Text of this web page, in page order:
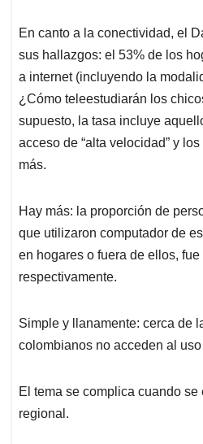
En canto a la conectividad, el
sus hallazgos: el 53% de los
a internet (incluyendo la
¿Cómo teleestudiarán los
supuesto, la tasa incluye
acceso de “alta velocidad” y
más.
Hay más: la proporción de
que utilizaron computador de
en hogares o fuera de ellos,
respectivamente.
Simple y llanamente: cerca de
colombianos no acceden al
El tema se complica cuando
regional.